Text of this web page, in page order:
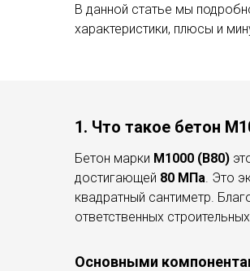
В данной статье мы
характеристики, плюсы и
1. Что такое бетон
Бетон марки М1000 (В80)
достигающей 80 МПа . Это
квадратный сантиметр.
ответственных
Основными